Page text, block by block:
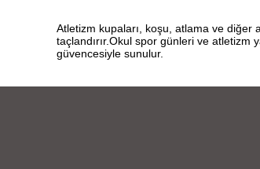
Atletizm kupaları, koşu, atlama ve diğer
taçlandırır.Okul spor günleri ve atletizm
güvencesiyle sunulur.